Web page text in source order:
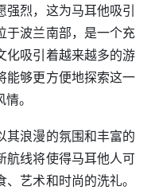
强烈，这为马耳他吸引
于波兰南部，是一个充
化吸引着越来越多的游
能够更方便地探索这一
。
其浪漫的氛围和丰富的
航线将使得马耳他人可
艺术和时尚的洗礼。